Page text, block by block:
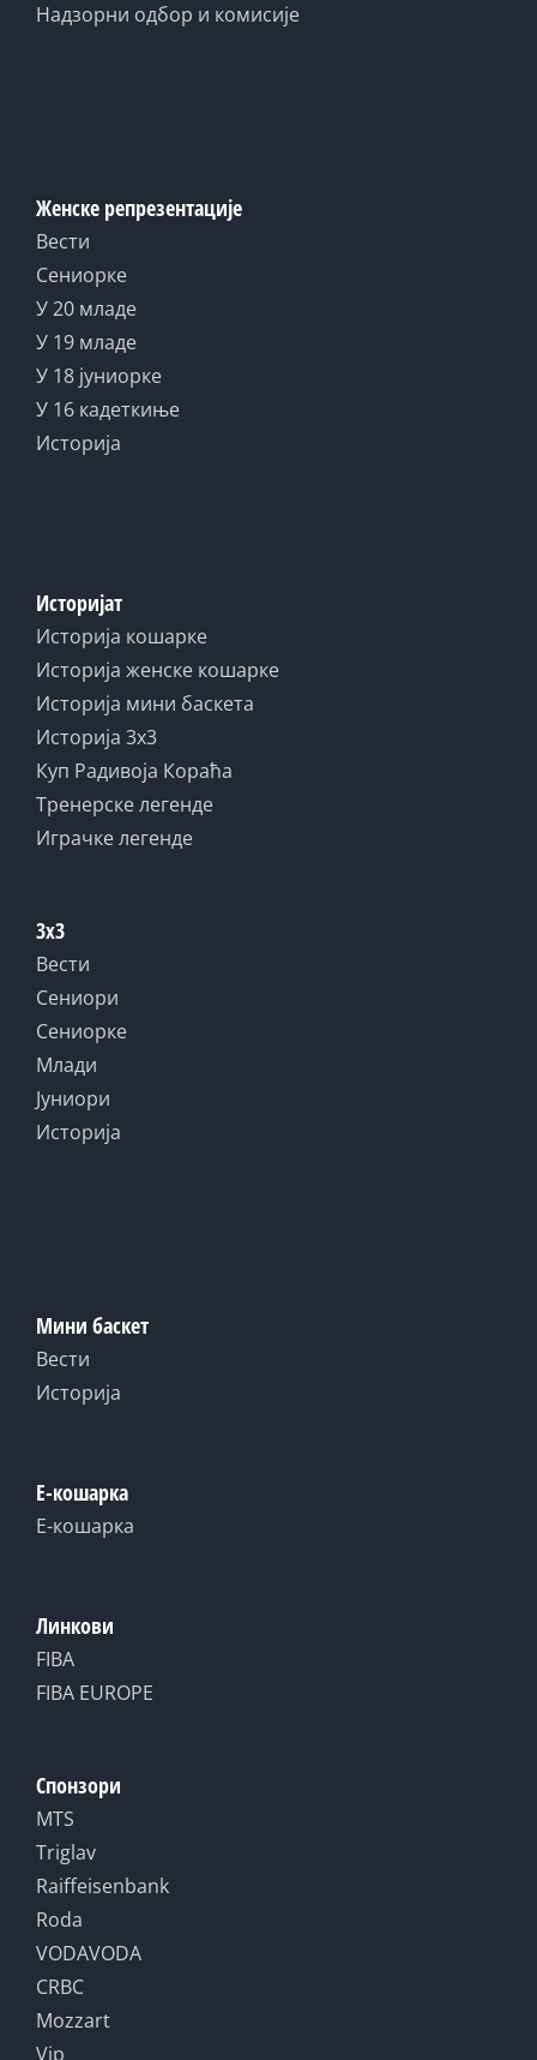
Надзорни одбор и комисије
Женске репрезентације
Вести
Сениорке
У 20 младе
У 19 младе
У 18 јуниорке
У 16 кадеткиње
Историја
Историјат
Историја кошарке
Историја женске кошарке
Историја мини баскета
Историја 3x3
Куп Радивоја Кораћа
Тренерске легенде
Играчке легенде
3x3
Вести
Сениори
Сениорке
Млади
Јуниори
Историја
Мини баскет
Вести
Историја
Е-кошарка
Е-кошарка
Линкови
FIBA
FIBA EUROPE
Спонзори
MTS
Triglav
Raiffeisenbank
Roda
VODAVODA
CRBC
Mozzart
Vip